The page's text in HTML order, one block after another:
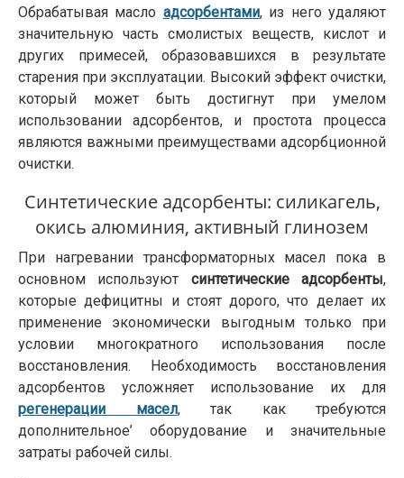
Обрабатывая масло адсорбентами, из него удаляют
значительную часть смолистых веществ, кислот и
других примесей, образовавшихся в результате
старения при эксплуатации. Высокий эффект очистки,
который может быть достигнут при умелом
использовании адсорбентов, и простота процесса
являются важными преимуществами адсорбционной
очистки.
Синтетические адсорбенты: силикагель,
окись алюминия, активный глинозем
При нагревании трансформаторных масел пока в
основном используют синтетические адсорбенты,
которые дефицитны и стоят дорого, что делает их
применение экономически выгодным только при
условии многократного использования после
восстановления. Необходимость восстановления
адсорбентов усложняет использование их для
регенерации масел, так как требуются
дополнительное’ оборудование и значительные
затраты рабочей силы.